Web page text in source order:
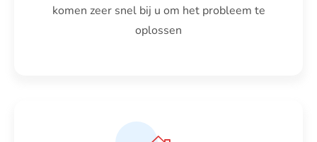
komen zeer snel bij u om het probleem te
oplossen